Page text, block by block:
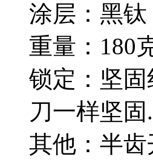
涂层：黑钛
重量：180
锁定：坚
刀一样坚固.
其他：半